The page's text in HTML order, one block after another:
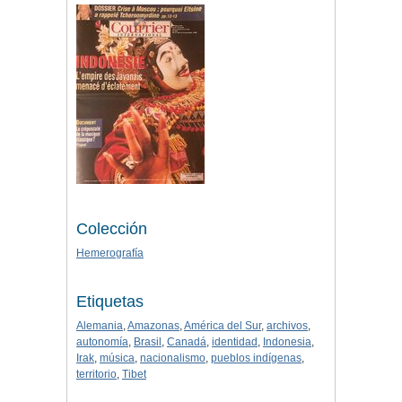
Colección
Hemerografía
Etiquetas
Alemania,Amazonas,América del Sur, archivos,
autonomía, Brasil , Canadá, identidad , Indonesia,
Irak, música, nacionalismo, pueblos indígenas,
territorio, Tibet